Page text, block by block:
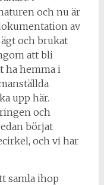
och nu är
av
och brukat
att bli
ha hemma i
upp här.
och
börjat
och vi har
samla ihop